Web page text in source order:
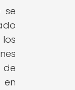
se
de
en